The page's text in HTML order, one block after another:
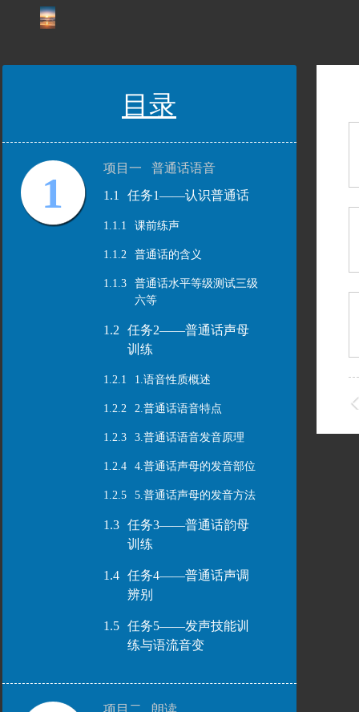
目录
1
项目一 普通话语音
1.1
任务1——认识普通话
1.1.1 课前练声
1.1.2 普通话的含义
1.1.3
普通话水平等级测试三级
六等
1.2
任务2——普通话声母
训练
1.2.1 1.语音性质概述
1.2.2 2.普通话语音特点
1.2.3 3.普通话语音发音原理
1.2.4 4.普通话声母的发音部位
1.2.5 5.普通话声母的发音方法
1.3
任务3——普通话韵母
训练
1.4
任务4——普通话声调
辨别
1.5
任务5——发声技能训
练与语流音变
项目二 朗读